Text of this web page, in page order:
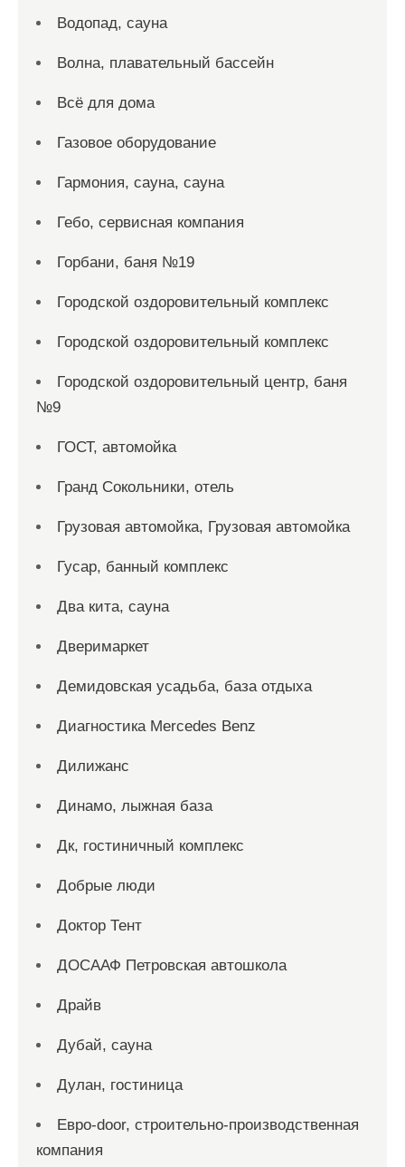
Водопад, сауна
Волна, плавательный бассейн
Всё для дома
Газовое оборудование
Гармония, сауна, сауна
Гебо, сервисная компания
Горбани, баня №19
Городской оздоровительный комплекс
Городской оздоровительный комплекс
Городской оздоровительный центр, баня
№9
ГОСТ, автомойка
Гранд Сокольники, отель
Грузовая автомойка, Грузовая автомойка
Гусар, банный комплекс
Два кита, сауна
Дверимаркет
Демидовская усадьба, база отдыха
Диагностика Mercedes Benz
Дилижанс
Динамо, лыжная база
Дк, гостиничный комплекс
Добрые люди
Доктор Тент
ДОСААФ Петровская автошкола
Драйв
Дубай, сауна
Дулан, гостиница
Евро-door, строительно-производственная
компания